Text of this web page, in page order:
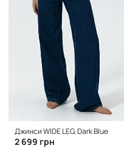
Джинси WIDE LEG, Dark Blue
2 699 грн